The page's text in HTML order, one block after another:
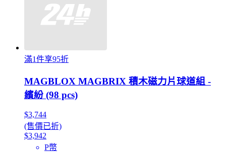
滿1件享95折
MAGBLOX MAGBRIX 積木磁力片球道組 -
繽紛 (98 pcs)
$3,744
(售價已折)
$3,942
P幣